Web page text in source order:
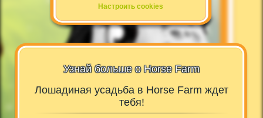
Настроить cookies
Узнай больше о Horse Farm
Лошадиная усадьба в Horse Farm ждет
тебя!